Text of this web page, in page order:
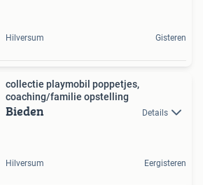
Hilversum Gisteren
collectie playmobil poppetjes,
coaching/familie opstelling
Bieden Details
Hilversum Eergisteren